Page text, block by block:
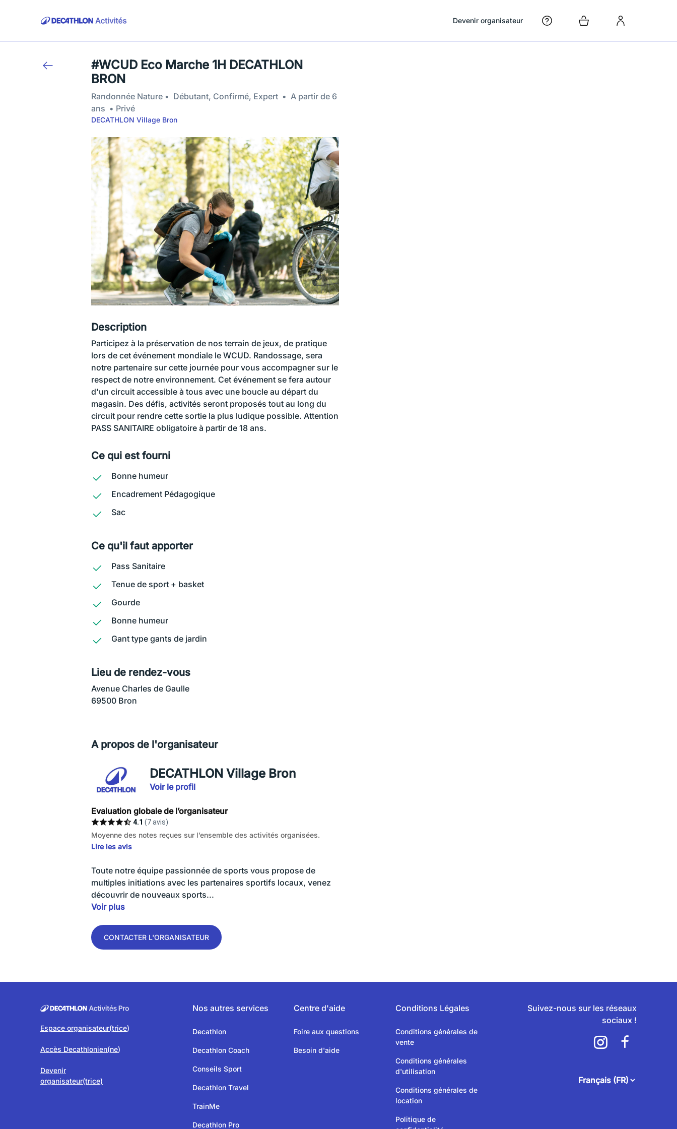
Devenir organisateur
#WCUD Eco Marche 1H DECATHLON
BRON
Randonnée Nature Débutant, Confirmé, Expert
A partir de 6
ans
Privé
DECATHLON Village Bron
Description
Participez à la préservation de nos terrain de jeux, de pratique
lors de cet événement mondiale le WCUD. Randossage, sera
notre partenaire sur cette journée pour vous accompagner sur le
respect de notre environnement. Cet événement se fera autour
d'un circuit accessible à tous avec une boucle au départ du
magasin. Des défis, activités seront proposés tout au long du
circuit pour rendre cette sortie la plus ludique possible. Attention
PASS SANITAIRE obligatoire à partir de 18 ans.
Ce qui est fourni
Bonne humeur
Encadrement Pédagogique
Sac
Ce qu'il faut apporter
Pass Sanitaire
Tenue de sport + basket
Gourde
Bonne humeur
Gant type gants de jardin
Lieu de rendez-vous
Avenue Charles de Gaulle
69500 Bron
A propos de l'organisateur
DECATHLON Village Bron
Voir le profil
Evaluation globale de l’organisateur
4.1 (7 avis)
Moyenne des notes reçues sur l’ensemble des activités organisées.
Lire les avis
Toute notre équipe passionnée de sports vous propose de
multiples initiations avec les partenaires sportifs locaux, venez
découvrir de nouveaux sports...
Voir plus
CONTACTER L'ORGANISATEUR
Espace organisateur(trice)
Accès Decathlonien(ne)
Devenir
organisateur(trice)
Nos autres services
Decathlon
Decathlon Coach
Conseils Sport
Decathlon Travel
TrainMe
Decathlon Pro
Centre d'aide
Foire aux questions
Besoin d'aide
Conditions Légales
Conditions générales de
vente
Conditions générales
d'utilisation
Conditions générales de
location
Politique de
Suivez-nous sur les réseaux
sociaux !